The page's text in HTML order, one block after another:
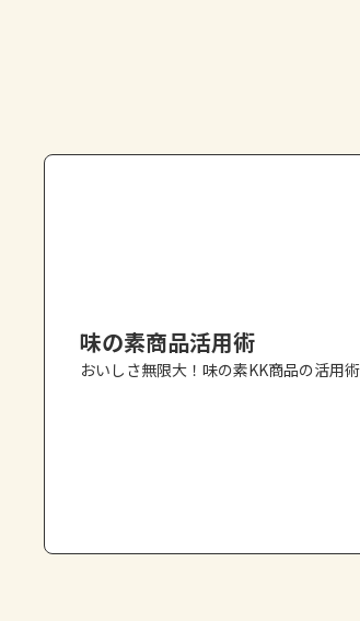
味の素商品活用術
おいしさ無限大！味の素KK商品の活用